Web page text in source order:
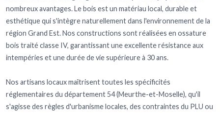
nombreux avantages. Le bois est un matériau local, durable et
esthétique qui s'intègre naturellement dans l'environnement de la
région Grand Est. Nos constructions sont réalisées en ossature
bois traité classe IV, garantissant une excellente résistance aux
intempéries et une durée de vie supérieure à 30 ans.
Nos artisans locaux maîtrisent toutes les spécificités
réglementaires du département 54 (Meurthe-et-Moselle), qu'il
s'agisse des règles d'urbanisme locales, des contraintes du PLU ou